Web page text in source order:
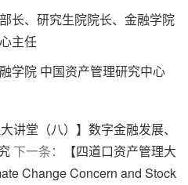
长、研究生院院长、金融学院
主任
学院 中国资产管理研究中心
讲堂（八）】数字金融发展、
下一条：
【四道口资产管理大
Change Concern and Stock